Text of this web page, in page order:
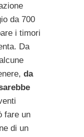
da 700
i timori
Da
da
fare un
di un